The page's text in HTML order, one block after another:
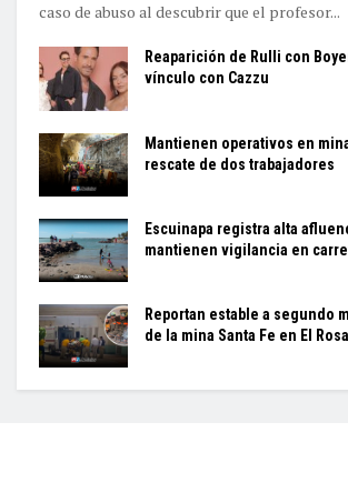
caso de abuso al descubrir que el profesor...
Reaparición de Rulli con
vínculo con Cazzu
Mantienen operativos en
rescate de dos trabajadores
Escuinapa registra alta
mantienen vigilancia en
Reportan estable a segundo
de la mina Santa Fe en El